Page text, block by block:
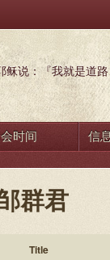
稣说：『我就是道
时间 信
群君
Title